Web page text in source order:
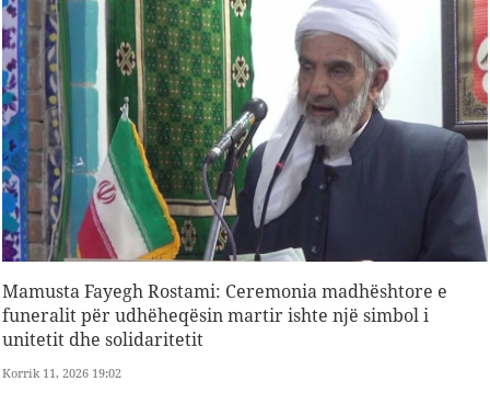
Mamusta Fayegh Rostami: Ceremonia madhështore e
funeralit për udhëheqësin martir ishte një simbol i
unitetit dhe solidaritetit
Korrik 11, 2026 19:02